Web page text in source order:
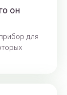
он
для